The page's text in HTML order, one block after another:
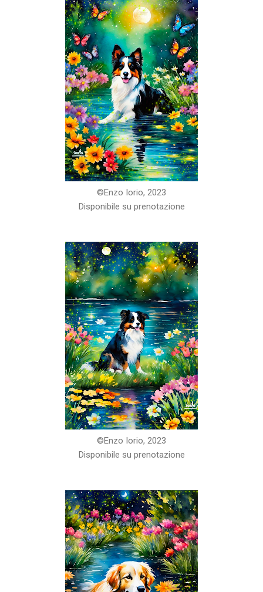
©️Enzo Iorio, 2023
Disponibile su prenotazione
©️Enzo Iorio, 2023
Disponibile su prenotazione